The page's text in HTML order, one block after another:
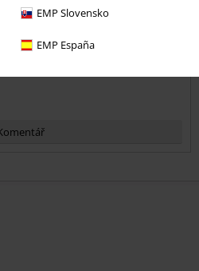
EMP Slovensko
EMP España